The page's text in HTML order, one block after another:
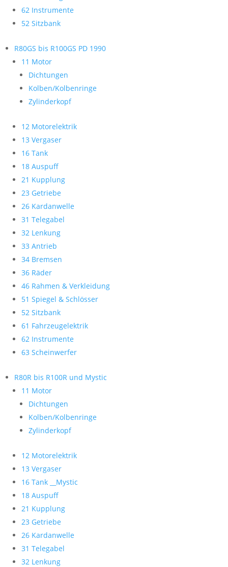
62 Instrumente
52 Sitzbank
R80GS bis R100GS PD 1990
11 Motor
Dichtungen
Kolben/Kolbenringe
Zylinderkopf
12 Motorelektrik
13 Vergaser
16 Tank
18 Auspuff
21 Kupplung
23 Getriebe
26 Kardanwelle
31 Telegabel
32 Lenkung
33 Antrieb
34 Bremsen
36 Räder
46 Rahmen & Verkleidung
51 Spiegel & Schlösser
52 Sitzbank
61 Fahrzeugelektrik
62 Instrumente
63 Scheinwerfer
R80R bis R100R und Mystic
11 Motor
Dichtungen
Kolben/Kolbenringe
Zylinderkopf
12 Motorelektrik
13 Vergaser
16 Tank __Mystic
18 Auspuff
21 Kupplung
23 Getriebe
26 Kardanwelle
31 Telegabel
32 Lenkung